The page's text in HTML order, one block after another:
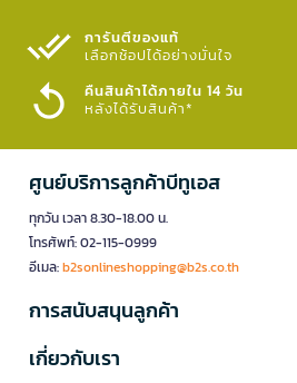
การันตีของแท้
เลือกช้อปได้อย่างมั่นใจ​
คืนสินค้าได้ภายใน 14 วัน
หลังได้รับสินค้า*
ศูนย์บริการลูกค้าบีทูเอส
ทุกวัน เวลา 8.30-18.00 น.
โทรศัพท์: 02-115-0999
อีเมล:b2sonlineshopping@b2s.co.th
การสนับสนุนลูกค้า
เกี่ยวกับเรา